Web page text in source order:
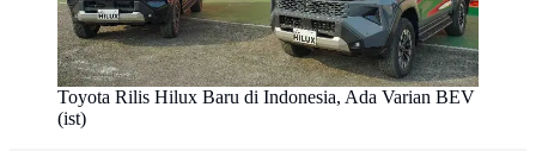
Toyota Rilis Hilux Baru di Indonesia, Ada Varian BEV
(ist)